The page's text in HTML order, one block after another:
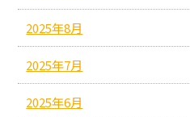
2025年8月
2025年7月
2025年6月